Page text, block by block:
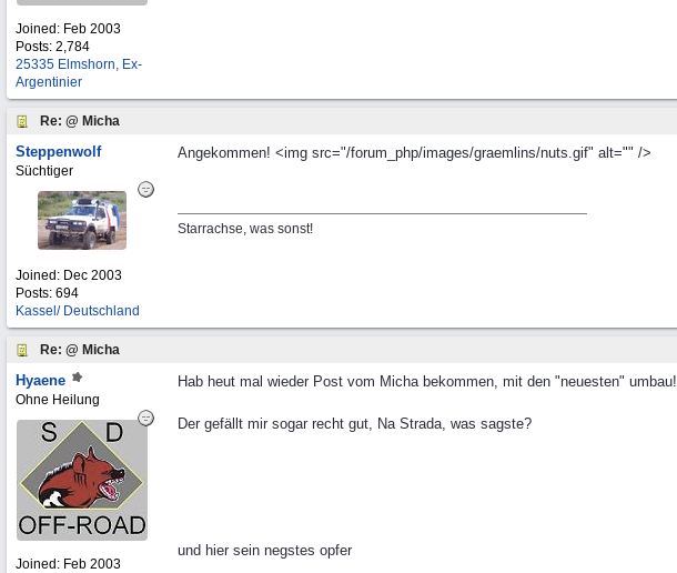
Joined: Feb 2003
Posts: 2,784
25335 Elmshorn, Ex-
Argentinier
Re: @ Micha
Steppenwolf
Süchtiger
Joined: Dec 2003
Posts: 694
Kassel/ Deutschland
Angekommen! <img src="/forum_php/images/graemlins/nuts.gif" alt="" />
Starrachse, was sonst!
Re: @ Micha
Hyaene
Ohne Heilung
Joined: Feb 2003
Hab heut mal wieder Post vom Micha bekommen, mit den "neuesten" umbau!
Der gefällt mir sogar recht gut, Na Strada, was sagste?
und hier sein negstes opfer